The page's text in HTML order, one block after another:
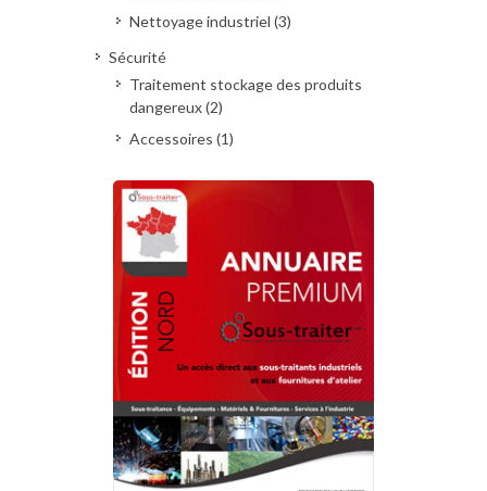
Nettoyage industriel (3)
Sécurité
Traitement stockage des produits
dangereux (2)
Accessoires (1)